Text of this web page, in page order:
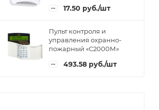
17.50 руб./шт
Пульт контроля и
управления охранно-
пожарный «С2000М»
493.58 руб./шт